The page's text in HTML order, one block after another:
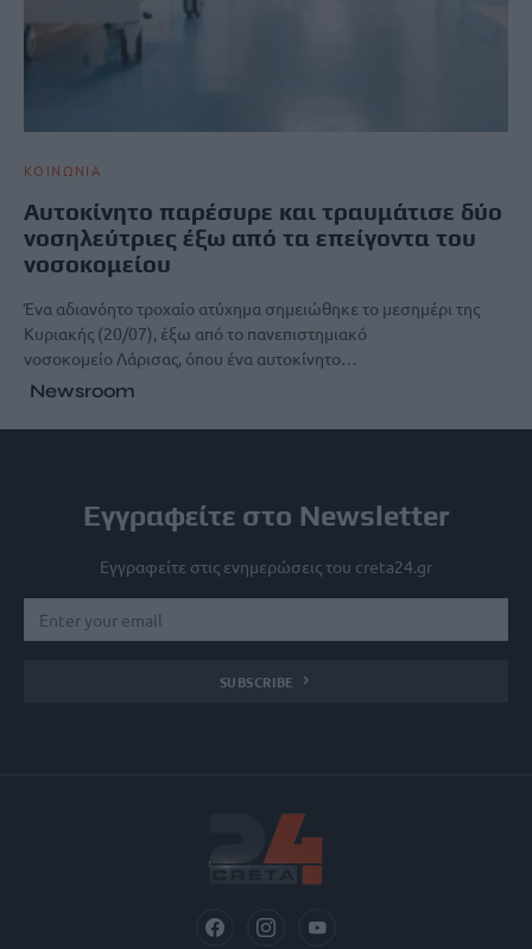
ΚΟΙΝΩΝΙΑ
Αυτοκίνητο παρέσυρε και τραυμάτισε δύο
νοσηλεύτριες έξω από τα επείγοντα του
νοσοκομείου
Ένα αδιανόητο τροχαίο ατύχημα σημειώθηκε το μεσημέρι της
Κυριακής (20/07), έξω από το πανεπιστημιακό
νοσοκομείο Λάρισας, όπου ένα αυτοκίνητο…
Newsroom
Εγγραφείτε στο Newsletter
Εγγραφείτε στις ενημερώσεις του creta24.gr
SUBSCRIBE